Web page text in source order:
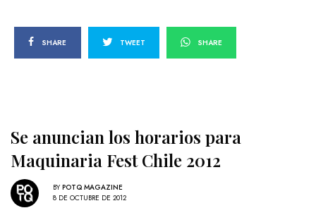
SHARE TWEET SHARE
Se anuncian los horarios para
Maquinaria Fest Chile 2012
BY POTQ MAGAZINE
8 DE OCTUBRE DE 2012